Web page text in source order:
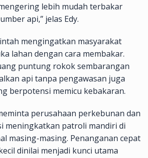
lebih mudah terbakar
api,” jelas Edy.
mengingatkan masyarakat
lahan dengan cara membakar.
puntung rokok sembarangan
api tanpa pengawasan juga
berpotensi memicu kebakaran.
perusahaan perkebunan dan
meningkatkan patroli mandiri di
masing-masing. Penanganan cepat
dinilai menjadi kunci utama